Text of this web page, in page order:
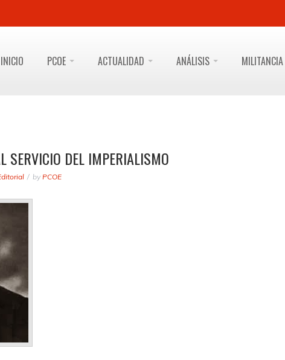
INICIO PCOE ACTUALIDAD ANÁLISIS MILITANCIA
SERVICIO DEL IMPERIALISMO
by PCOE